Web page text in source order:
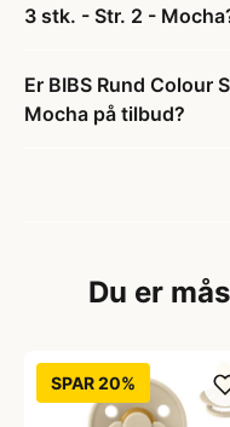
3 stk. - Str. 2 -
Er BIBS Rund Colour
Mocha på tilbud?
Du er
SPAR 20%